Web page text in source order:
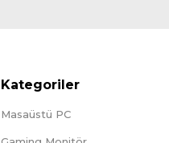
Kategoriler
Masaüstü PC